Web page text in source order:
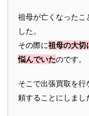
祖母が亡くなったこ
した。
その際に祖母の大切
悩んでいたのです。
そこで出張買取を
頼することにしまし